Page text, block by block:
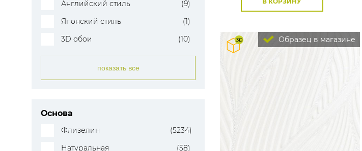
Английский стиль
(9)
Японский стиль
(1)
3D обои
(10)
показать все
Основа
Флизелин
(5234)
Натуральная
(58)
Образец в магазине